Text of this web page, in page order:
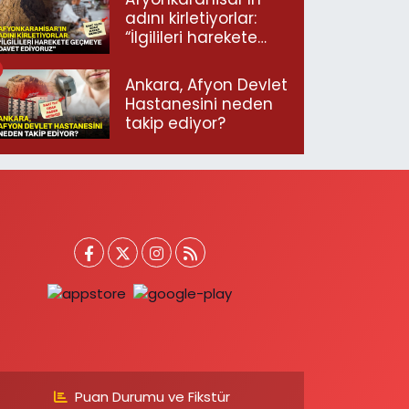
adını kirletiyorlar:
“İlgilileri harekete
ediyoruz”
Ankara, Afyon Devlet
Hastanesini neden
takip ediyor?
Puan Durumu ve Fikstür